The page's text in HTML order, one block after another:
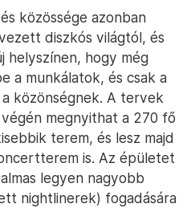
közössége azonban
diszkós világtól, és
helyszínen, hogy még
a munkálatok, és csak a
közönségnek. A tervek
megnyithat a 270 fő
terem, és lesz majd
is. Az épületet
legyen nagyobb
nightlinerek) fogadására